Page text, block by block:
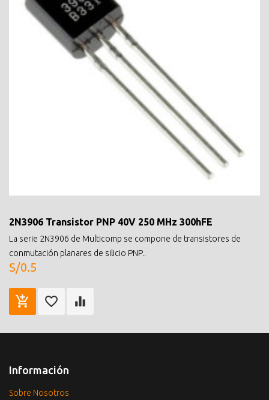
2N3906 Transistor PNP 40V 250 MHz 300hFE
La serie 2N3906 de Multicomp se compone de transistores de
conmutación planares de silicio PNP..
S/0.5
Información
Sobre Nosotros